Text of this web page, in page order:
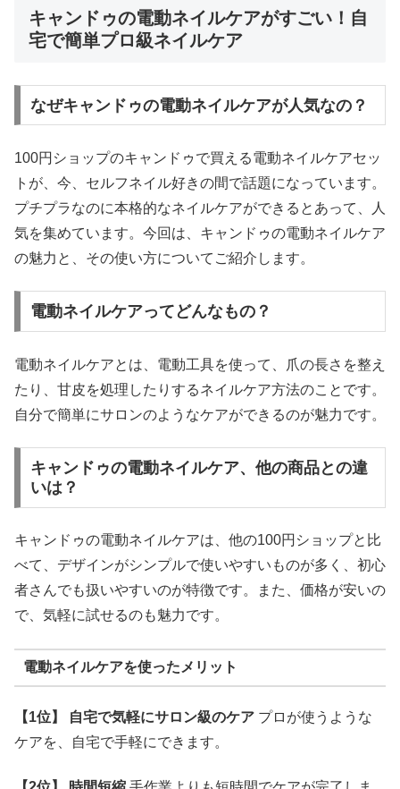
キャンドゥの電動ネイルケアがすごい！自
宅で簡単プロ級ネイルケア
なぜキャンドゥの電動ネイルケアが人気なの？
100円ショップのキャンドゥで買える電動ネイルケアセッ
トが、今、セルフネイル好きの間で話題になっています。
プチプラなのに本格的なネイルケアができるとあって、人
気を集めています。今回は、キャンドゥの電動ネイルケア
の魅力と、その使い方についてご紹介します。
電動ネイルケアってどんなもの？
電動ネイルケアとは、電動工具を使って、爪の長さを整え
たり、甘皮を処理したりするネイルケア方法のことです。
自分で簡単にサロンのようなケアができるのが魅力です。
キャンドゥの電動ネイルケア、他の商品との違
いは？
キャンドゥの電動ネイルケアは、他の100円ショップと比
べて、デザインがシンプルで使いやすいものが多く、初心
者さんでも扱いやすいのが特徴です。また、価格が安いの
で、気軽に試せるのも魅力です。
電動ネイルケアを使ったメリット
【1位】 自宅で気軽にサロン級のケア プロが使うような
ケアを、自宅で手軽にできます。